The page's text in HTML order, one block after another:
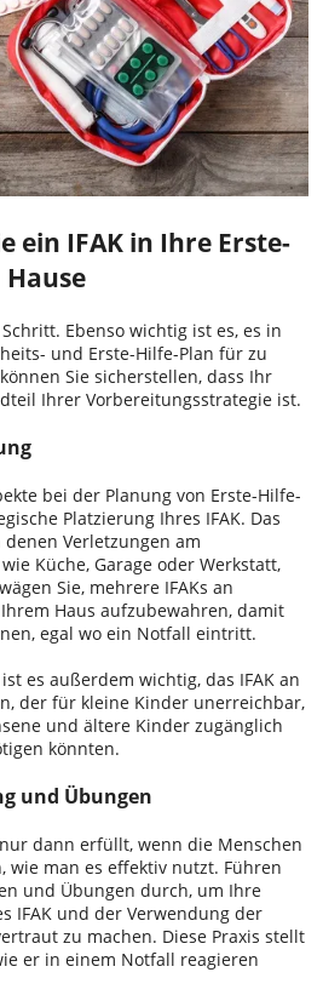
ein IFAK in Ihre Erste-
Ebenso wichtig ist es, es in
und Erste-Hilfe-Plan für zu
Sie sicherstellen, dass Ihr
Ihrer Vorbereitungsstrategie ist.
bei der Planung von Erste-Hilfe-
Platzierung Ihres IFAK. Das
Verletzungen am
Küche, Garage oder Werkstatt,
Sie, mehrere IFAKs an
Haus aufzubewahren, damit
egal wo ein Notfall eintritt.
es außerdem wichtig, das IFAK an
der für kleine Kinder unerreichbar,
und ältere Kinder zugänglich
könnten.
und Übungen
dann erfüllt, wenn die Menschen
wie man es effektiv nutzt. Führen
und Übungen durch, um Ihre
IFAK und der Verwendung der
zu machen. Diese Praxis stellt
er in einem Notfall reagieren